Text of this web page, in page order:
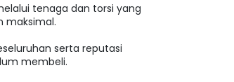
tenaga dan torsi yang
maksimal.
serta reputasi
membeli.